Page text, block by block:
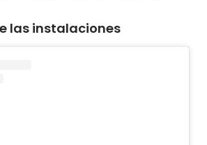
las instalaciones